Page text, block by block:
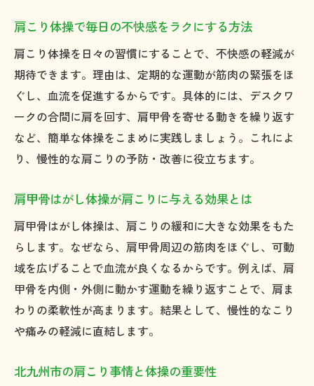
肩甲骨はがしで肩こりを根本から改善
肩こり体操で柔軟性アップを目指す方法
肩甲骨まわりの筋肉をほぐすセルフケア
肩こり予防には肩甲骨の動きがカギになる
柔軟性向上が肩こり解消につながる理由
自分で実践できる肩こりセルフケア
肩こり改善に役立つ簡単セルフマッサージ
肩甲骨周辺をほぐすセルフケアのコツ
自宅やオフィスで肩こりを和らげる方法
肩こりセルフケアを習慣にする工夫
セルフケアで肩こりの再発を防ぐ方法
北九州市発・肩こりに効く体操法紹介
肩こりを和らげる人気体操の特徴と魅力
肩こり体操で毎日の不快感をラクにする方法
肩こり体操を日々の習慣にすることで、不快感の軽減が
期待できます。理由は、定期的な運動が筋肉の緊張をほ
ぐし、血流を促進するからです。具体的には、デスクワ
ークの合間に肩を回す、肩甲骨を寄せる動きを繰り返す
など、簡単な体操をこまめに実践しましょう。これによ
り、慢性的な肩こりの予防・改善に役立ちます。
肩甲骨はがし体操が肩こりに与える効果とは
肩甲骨はがし体操は、肩こりの緩和に大きな効果をもた
らします。なぜなら、肩甲骨周辺の筋肉をほぐし、可動
域を広げることで血流が良くなるからです。例えば、肩
甲骨を内側・外側に動かす運動を繰り返すことで、肩ま
わりの柔軟性が高まります。結果として、慢性的なこり
や痛みの軽減に直結します。
北九州市の肩こり事情と体操の重要性